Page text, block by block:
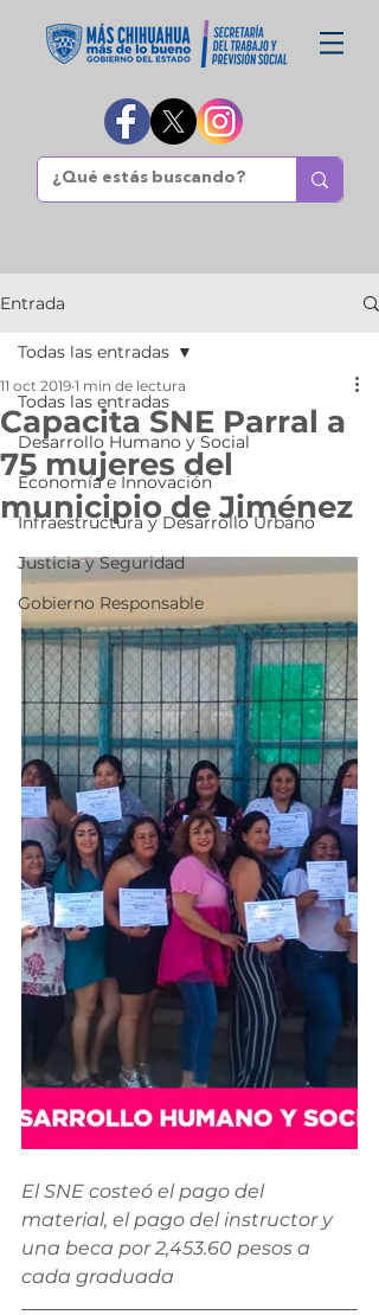
Entrada
Todas las entradas
Desarrollo Humano y Social
Economía e Innovación
Infraestructura y Desarrollo Urbano
Justicia y Seguridad
Gobierno Responsable
Todas las entradas
Capacita SNE Parral a
75 mujeres del
municipio de Jiménez
11 oct 2019 1 min de lectura
El SNE costeó el pago del
material, el pago del instructor y
una beca por 2,453.60 pesos a
cada graduada